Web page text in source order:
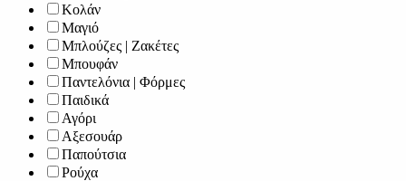
Κολάν
Μαγιό
Μπλούζες | Ζακέτες
Μπουφάν
Παντελόνια | Φόρμες
Παιδικά
Αγόρι
Αξεσουάρ
Παπούτσια
Ρούχα